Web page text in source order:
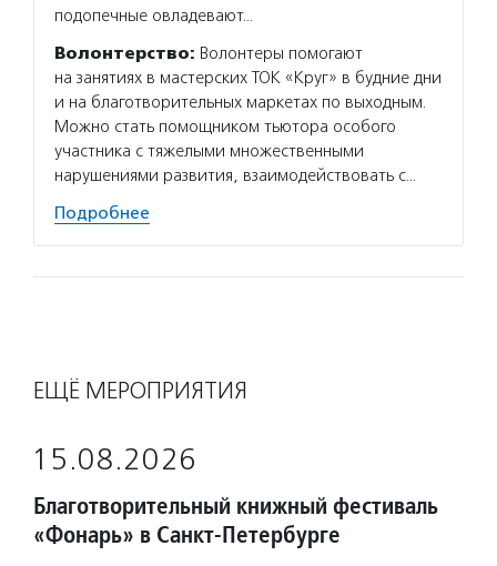
подопечные овладевают…
Волонтерство: Волонтеры помогают
на занятиях в мастерских ТОК «Круг» в будние дни
и на благотворительных маркетах по выходным.
Можно стать помощником тьютора особого
участника с тяжелыми множественными
нарушениями развития, взаимодействовать с…
Подробнее
ЕЩЁ МЕРОПРИЯТИЯ
15.08.2026
Благотворительный книжный фестиваль
«Фонарь» в Санкт-Петербурге